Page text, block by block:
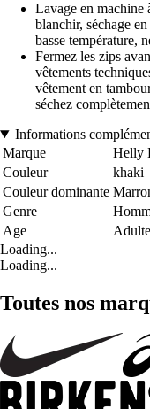
Lavage en machine
blanchir, séchage
basse température,
Fermez les zips
vêtements
vêtement en
séchez
Informations
Marque
Helly
Couleur
khaki
Couleur dominante
Genre
Age
Adulte
Loading...
Loading...
Toutes nos